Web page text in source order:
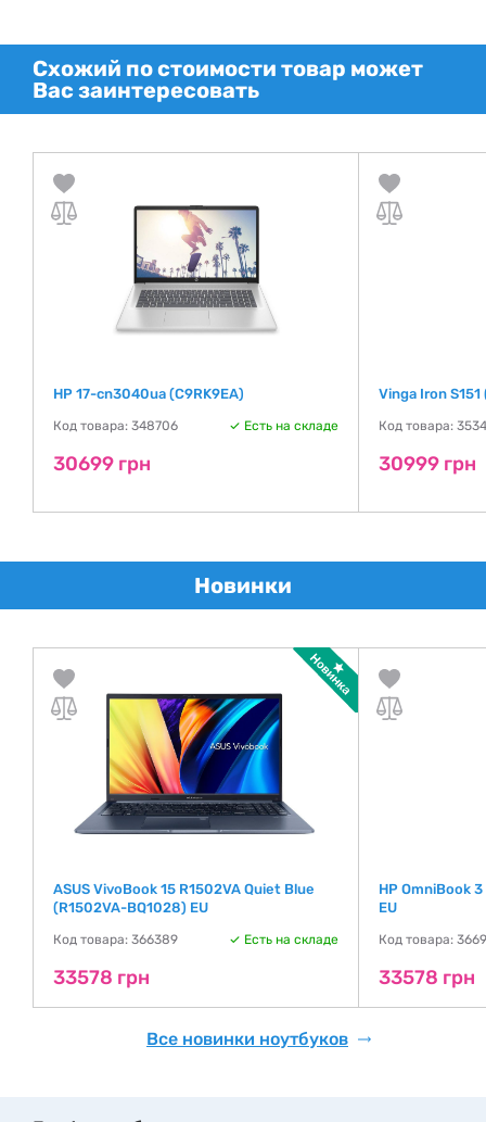
Схожий по стоимости товар может
Вас заинтересовать
HP 17-cn3040ua (C9RK9EA)
Код товара: 348706 Есть на складе
30699 грн
Vinga Iron S151
Код товара:
30999 грн
Новинки
ASUS VivoBook 15 R1502VA Quiet Blue
(R1502VA-BQ1028) EU
Код товара: 366389 Есть на складе
33578 грн
HP OmniBook
EU
Код товара:
33578 грн
Все новинки ноутбуков